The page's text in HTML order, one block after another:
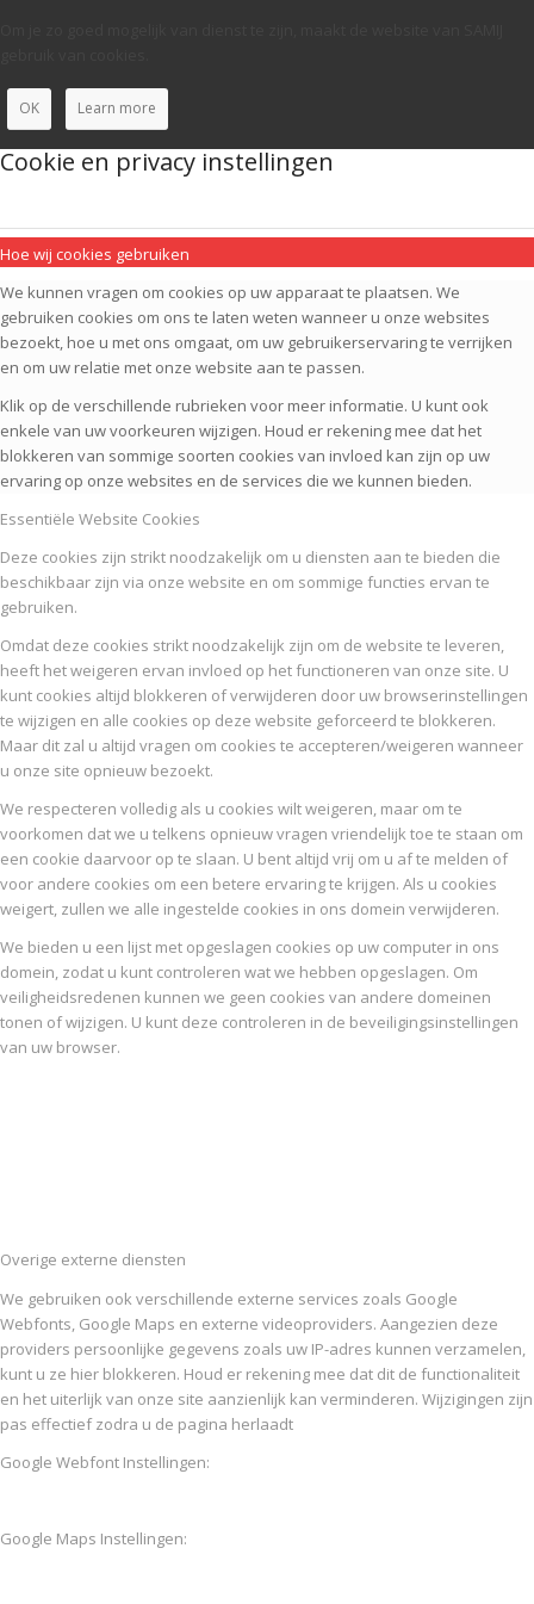
OK Learn more
Cookie en privacy instellingen
Hoe wij cookies gebruiken
We kunnen vragen om cookies op uw apparaat te plaatsen. We
gebruiken cookies om ons te laten weten wanneer u onze websites
bezoekt, hoe u met ons omgaat, om uw gebruikerservaring te verrijken
en om uw relatie met onze website aan te passen.
Klik op de verschillende rubrieken voor meer informatie. U kunt ook
enkele van uw voorkeuren wijzigen. Houd er rekening mee dat het
blokkeren van sommige soorten cookies van invloed kan zijn op uw
ervaring op onze websites en de services die we kunnen bieden.
Essentiële Website Cookies
Deze cookies zijn strikt noodzakelijk om u diensten aan te bieden die
beschikbaar zijn via onze website en om sommige functies ervan te
gebruiken.
Omdat deze cookies strikt noodzakelijk zijn om de website te leveren,
heeft het weigeren ervan invloed op het functioneren van onze site. U
kunt cookies altijd blokkeren of verwijderen door uw browserinstellingen
te wijzigen en alle cookies op deze website geforceerd te blokkeren.
Maar dit zal u altijd vragen om cookies te accepteren/weigeren wanneer
u onze site opnieuw bezoekt.
We respecteren volledig als u cookies wilt weigeren, maar om te
voorkomen dat we u telkens opnieuw vragen vriendelijk toe te staan om
een cookie daarvoor op te slaan. U bent altijd vrij om u af te melden of
voor andere cookies om een betere ervaring te krijgen. Als u cookies
weigert, zullen we alle ingestelde cookies in ons domein verwijderen.
We bieden u een lijst met opgeslagen cookies op uw computer in ons
domein, zodat u kunt controleren wat we hebben opgeslagen. Om
veiligheidsredenen kunnen we geen cookies van andere domeinen
tonen of wijzigen. U kunt deze controleren in de beveiligingsinstellingen
van uw browser.
Overige externe diensten
We gebruiken ook verschillende externe services zoals Google
Webfonts, Google Maps en externe videoproviders. Aangezien deze
providers persoonlijke gegevens zoals uw IP-adres kunnen verzamelen,
kunt u ze hier blokkeren. Houd er rekening mee dat dit de functionaliteit
en het uiterlijk van onze site aanzienlijk kan verminderen. Wijzigingen zijn
pas effectief zodra u de pagina herlaadt
Google Webfont Instellingen:
Google Maps Instellingen: